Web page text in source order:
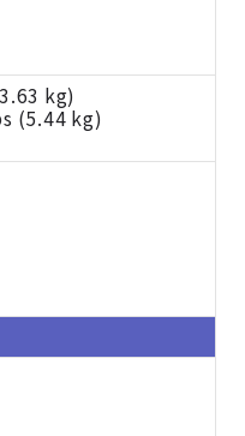
kg)
(5.44 kg)